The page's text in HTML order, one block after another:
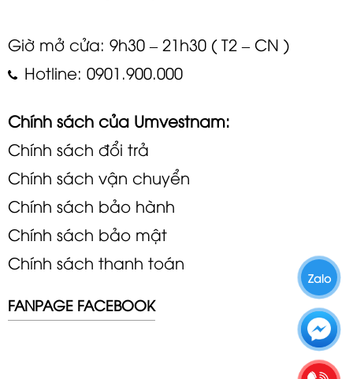
Giờ mở cửa: 9h30 – 21h30 ( T2 – CN )
Hotline: 0901.900.000
Chính sách của Umvestnam:
Chính sách đổi trả
Chính sách vận chuyển
Chính sách bảo hành
Chính sách bảo mật
Chính sách thanh toán
FANPAGE FACEBOOK
Zalo